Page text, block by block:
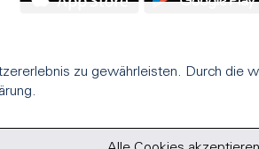
zu gewährleisten. Durch die